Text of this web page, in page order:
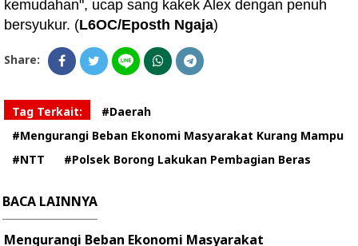
kemudahan", ucap sang kakek Alex dengan penuh
bersyukur. (L6OC/Eposth Ngaja)
Share:
Tag Terkait:
#Daerah
#Mengurangi Beban Ekonomi Masyarakat Kurang Mampu
#NTT
#Polsek Borong Lakukan Pembagian Beras
BACA LAINNYA
Mengurangi Beban Ekonomi Masyarakat